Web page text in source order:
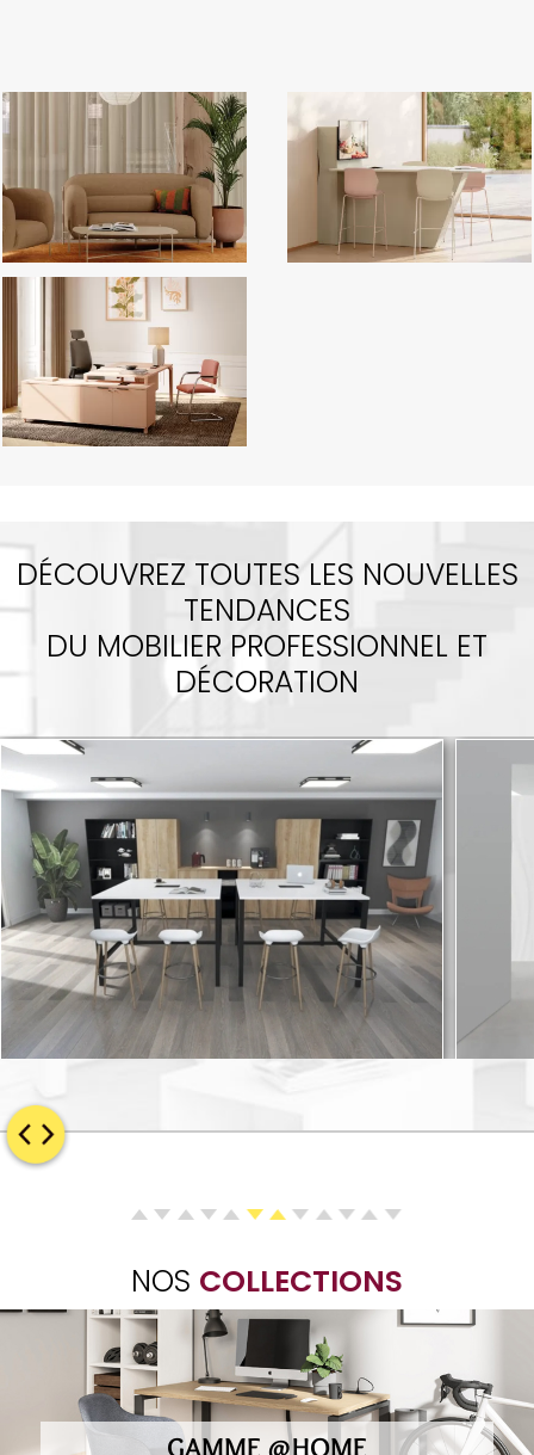
DÉCOUVREZ TOUTES LES NOUVELLES
TENDANCES
DU MOBILIER PROFESSIONNEL ET
DÉCORATION
NOS COLLECTIONS
GAMME @HOME